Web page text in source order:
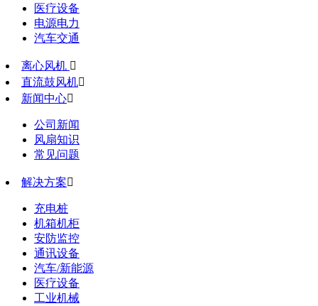
医疗设备
电源电力
汽车交通
离心风机 
直流鼓风机
新闻中心
公司新闻
风扇知识
常见问题
解决方案
充电桩
机箱机柜
安防监控
通讯设备
汽车/新能源
医疗设备
工业机械